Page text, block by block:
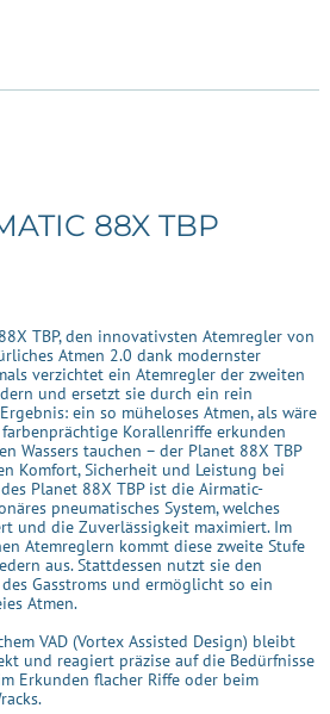
88X TBP
TBP, den innovativsten Atemregler von
Atmen 2.0 dank modernster
verzichtet ein Atemregler der zweiten
und ersetzt sie durch ein rein
ein so müheloses Atmen, als wäre
Korallenriffe erkunden
Wassers tauchen – der Planet 88X TBP
Komfort, Sicherheit und Leistung bei
Planet 88X TBP ist die Airmatic-
pneumatisches System, welches
und die Zuverlässigkeit maximiert. Im
Atemreglern kommt diese zweite Stufe
aus. Stattdessen nutzt sie den
Gasstroms und ermöglicht so ein
Atmen.
VAD (Vortex Assisted Design) bleibt
und reagiert präzise auf die Bedürfnisse
Erkunden flacher Riffe oder beim